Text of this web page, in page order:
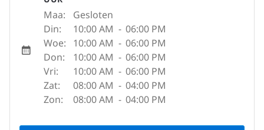
Maa:
Gesloten
Din:
10:00 AM - 06:00 PM
Woe:
10:00 AM - 06:00 PM
Don:
10:00 AM - 06:00 PM
Vri:
10:00 AM - 06:00 PM
Zat:
08:00 AM - 04:00 PM
Zon:
08:00 AM - 04:00 PM